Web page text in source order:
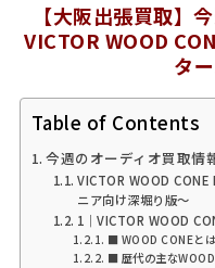
【大阪出張買取】
VICTOR WOOD
タ
Table of Contents
今週のオーディオ買取情
VICTOR WOOD
ニア向け深堀り版〜
1｜VICTOR WOOD
■ WOOD CONEと
■ 歴代の主な